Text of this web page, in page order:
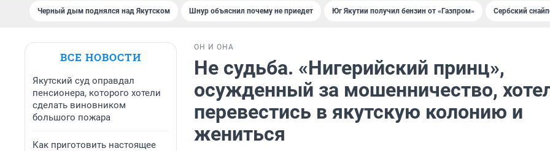
Черный дым поднялся над Якутском Шнур объяснил почему не приедет Юг Якутии получил бензин от «Газпром» Сербский
ВСЕ НОВОСТИ
Якутский суд оправдал
пенсионера, которого хотели
сделать виновником
большого пожара
Как приготовить настоящее
ОН И ОНА
Не судьба. «Нигерийский принц»,
осужденный за мошенничество,
перевестись в якутскую колонию и
жениться